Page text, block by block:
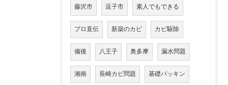
藤沢市 逗子市 素人でもできる
プロ直伝 新築のカビ カビ駆除
備後 八王子 奥多摩 漏水問題
湘南 長崎カビ問題 基礎パッキン